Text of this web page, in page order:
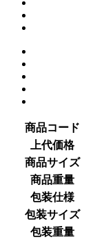
商品コード
上代価格
商品サイズ
商品重量
包装仕様
包装サイズ
包装重量